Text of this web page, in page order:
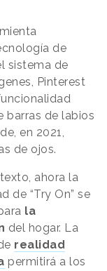
de
sistema de
Pinterest
barras de labios
en 2021,
de ojos.
ahora la
de “Try On” se
la
del hogar. La
realidad
permitirá a los